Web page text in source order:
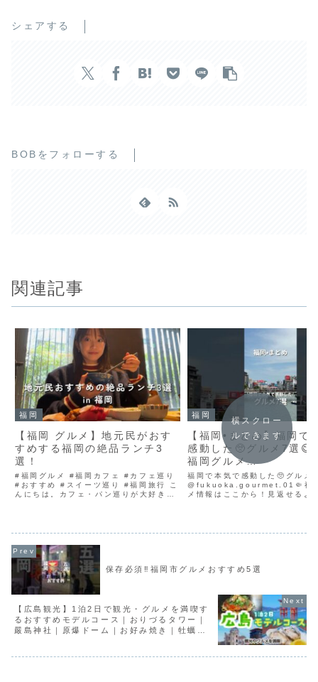
シェアする
BOBをフォローする
関連記事
福岡
【福岡 グルメ】地元民がおす
すめする福岡の絶品ランチ3
選！
#福岡グルメ #福岡カフェ #カフェ巡り
#おすすめ #スイーツ巡り #福岡旅行 こ
んにちは。カフェ・パン巡りが大好きな
福岡
【福岡•まとめ】福岡で
感動した🥺グルメ7選
福岡グルメ
uokagourmet
福岡で本気で感動した🥺グルメ
@fukuoka.gourmet.01🤏福
メ情報はここから！見返せるよ
横スクロー
ルできます
保存必須‼️福岡市グルメおすすめ5選
【広島観光】1泊2日で観光・グルメを満喫す
るおすすめモデルコース｜おりづるタワー｜
嚴島神社｜原爆ドーム｜お好み焼き｜牡蠣｜